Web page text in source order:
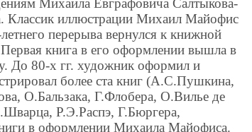
Классик иллюстрации Михаил Майофис
перерыва вернулся к книжной
книга в его оформлении вышла в
До 80-х гг. художник оформил и
более ста книг (А.С.Пушкина,
О.Бальзака, Г.Флобера, О.Вилье де
Р.Э.Распэ, Г.Бюргера,
в оформлении Михаила Майофиса.